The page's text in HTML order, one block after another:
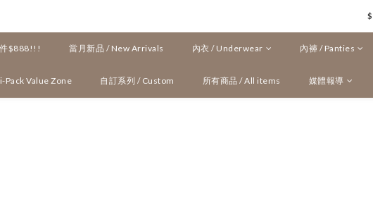
$
件$888!!! 當月新品 / New Arrivals 內衣 / Underwear 內褲 / Panties
Pack Value Zone 自訂系列 / Custom 所有商品 / All items 媒體報導